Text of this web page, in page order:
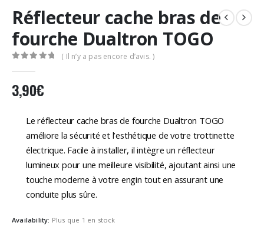
Réflecteur cache bras de
fourche Dualtron TOGO
( Il n’y a pas encore d’avis. )
3,90€
Le réflecteur cache bras de fourche Dualtron TOGO
améliore la sécurité et l’esthétique de votre trottinette
électrique. Facile à installer, il intègre un réflecteur
lumineux pour une meilleure visibilité, ajoutant ainsi une
touche moderne à votre engin tout en assurant une
conduite plus sûre.
Availability: Plus que 1 en stock